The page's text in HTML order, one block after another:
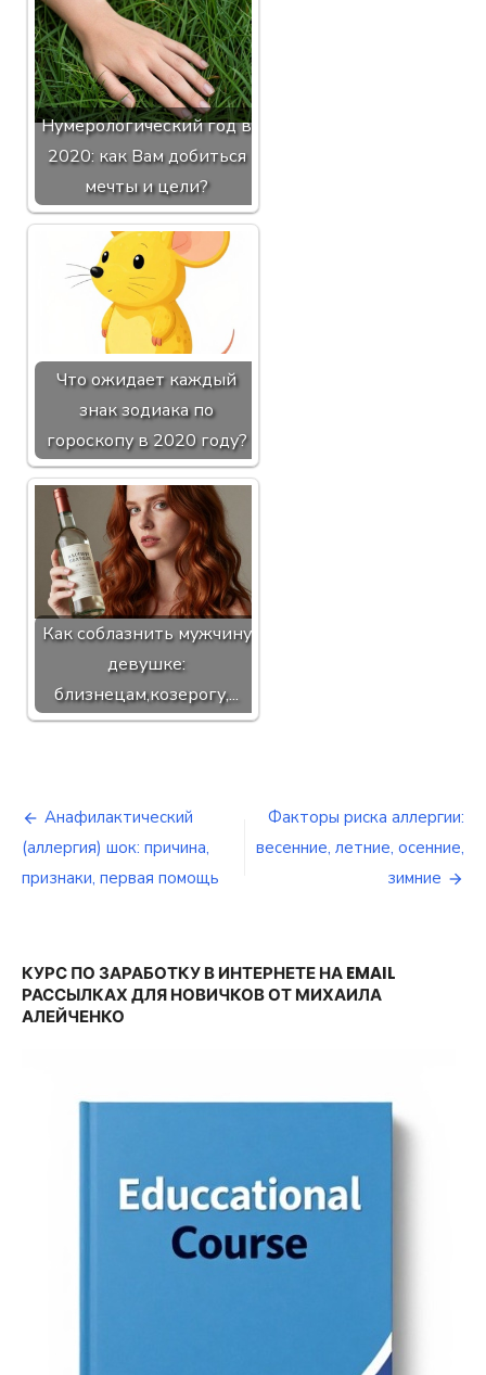
Нумерологический год в
2020: как Вам добиться
мечты и цели?
Что ожидает каждый
знак зодиака по
гороскопу в 2020 году?
Как соблазнить мужчину
девушке:
близнецам,козерогу,...
Навигация
по
Анафилактический
(аллергия) шок: причина,
признаки, первая помощь
Факторы риска аллергии:
весенние, летние, осенние,
зимние
КУРС ПО ЗАРАБОТКУ В ИНТЕРНЕТЕ НА EMAIL
РАССЫЛКАХ ДЛЯ НОВИЧКОВ ОТ МИХАИЛА
АЛЕЙЧЕНКО